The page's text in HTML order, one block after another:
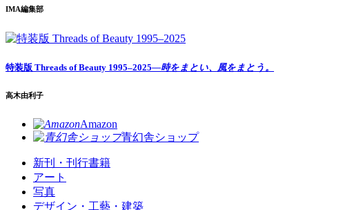
IMA編集部
特装版 Threads of Beauty 1995–2025―時をまとい、風をまとう。
高木由利子
Amazon
青幻舎ショップ
新刊・刊行書籍
アート
写真
デザイン・工藝・建築